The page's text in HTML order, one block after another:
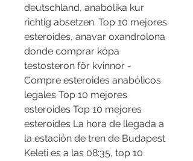
deutschland, anabolika kur
richtig absetzen. Top 10 mejores
esteroides, anavar oxandrolona
donde comprar köpa
testosteron för kvinnor -
Compre esteroides anabólicos
legales Top 10 mejores
esteroides Top 10 mejores
esteroides La hora de llegada a
la estación de tren de Budapest
Keleti es a las 08:35, top 10